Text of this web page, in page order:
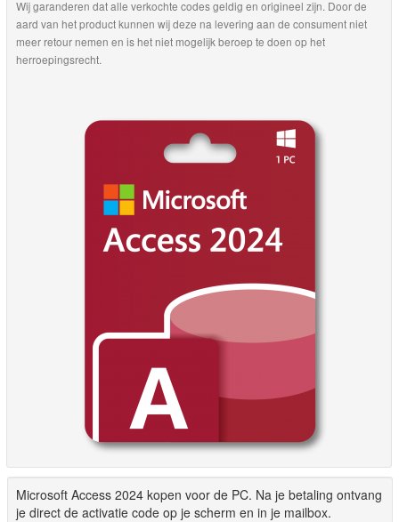
Wij garanderen dat alle verkochte codes geldig en origineel zijn. Door de
aard van het product kunnen wij deze na levering aan de consument niet
meer retour nemen en is het niet mogelijk beroep te doen op het
herroepingsrecht.
Microsoft Access 2024 kopen voor de PC. Na je betaling ontvang
je direct de activatie code op je scherm en in je mailbox.